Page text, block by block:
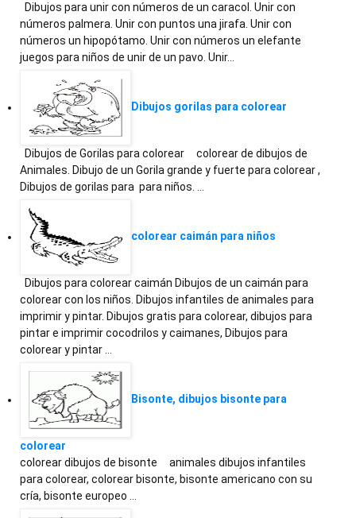
Dibujos para unir con números de un caracol. Unir con
números palmera. Unir con puntos una jirafa. Unir con
números un hipopótamo. Unir con números un elefante
juegos para niños de unir de un pavo. Unir…
Dibujos gorilas para colorear
Dibujos de Gorilas para colorear colorear de dibujos de
Animales. Dibujo de un Gorila grande y fuerte para colorear ,
Dibujos de gorilas para para niños. …
colorear caimán para niños
Dibujos para colorear caimán Dibujos de un caimán para
colorear con los niños. Dibujos infantiles de animales para
imprimir y pintar. Dibujos gratis para colorear, dibujos para
pintar e imprimir cocodrilos y caimanes, Dibujos para
colorear y pintar …
Bisonte, dibujos bisonte para
colorear
colorear dibujos de bisonte animales dibujos infantiles
para colorear, colorear bisonte, bisonte americano con su
cría, bisonte europeo …